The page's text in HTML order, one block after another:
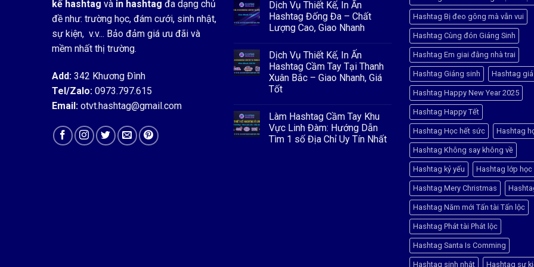
kế hashtag và in hashtag đa dạng chủ
đề như: trường học, đám cưới, sinh nhật,
sự kiện, v.v... Bảo đảm giá ưu đãi và
mềm nhất thị trường.
Add: 342 Khương Đình
Tel/Zalo: 0973.797.615
Email: otvt.hashtag@gmail.com
bình
luận
ở
HASHTAG
–
ĐIỂM
NHẤN
HOÀN
HẢO
CHO
“RUNG
CHUÔNG
VÀNG”
Dịch Vụ Thiết Kế, In Ấn
Hashtag Đống Đa – Chất
Lượng Cao, Giao Nhanh
bình
luận
ở
Dịch
Vụ
Thiết
Ấn
Hashtag
Đống
Dịch Vụ Thiết Kế, In Ấn
Hashtag Cầm Tay Tại Thanh
Xuân Bắc – Giao Nhanh, Giá
Tốt
bình
luận
ở
Dịch
Làm Hashtag Cầm Tay Khu
Vực Linh Đàm: Hướng Dẫn
Tìm 1 số Địa Chỉ Uy Tín Nhất
Hashtag Bị đeo gông mà vẫn vui
Hashtag Cùng đón Giáng Sinh
Hashtag Em giai đằng nhà trai
Hashtag Giáng sinh Hashtag
Hashtag Happy New Year 2025
Hashtag Happy Tết
Hashtag Học hết sức Hashtag
Hashtag Không say không về
Hashtag kỷ yếu Hashtag lớp học
Hashtag Mery Christmas
Hashtag Năm mới Tấn tài Tấn lộc
Hashtag Phát tài Phát lộc
Hashtag Santa Is Comming
Hashtag sinh nhật Hashtag sự